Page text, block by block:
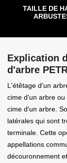
TAILLE DE
Explication
d'arbre
L'étêtage d'un
cime d'un arbre
cime d'un arbre.
latérales qui sont
terminale. Cette
appellations
découronnement